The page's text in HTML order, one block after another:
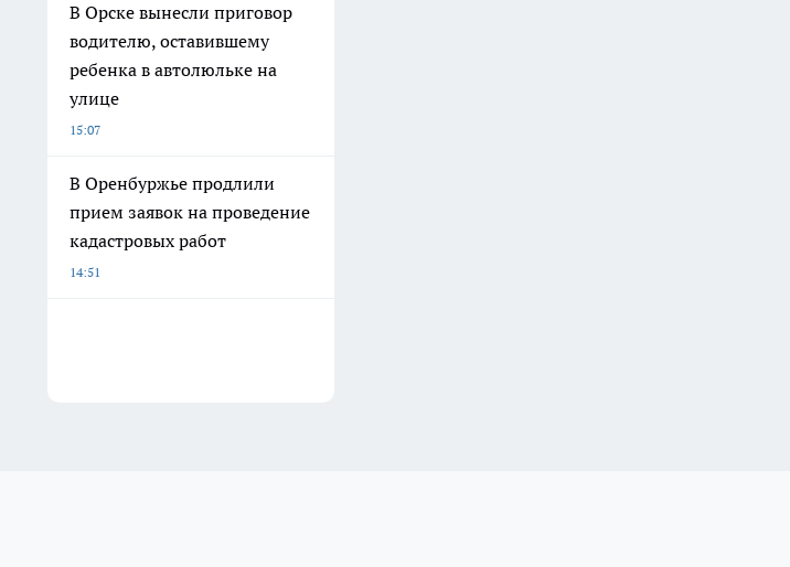
В Орске вынесли приговор
водителю, оставившему
ребенка в автолюльке на
улице
15:07
В Оренбуржье продлили
прием заявок на проведение
кадастровых работ
14:51